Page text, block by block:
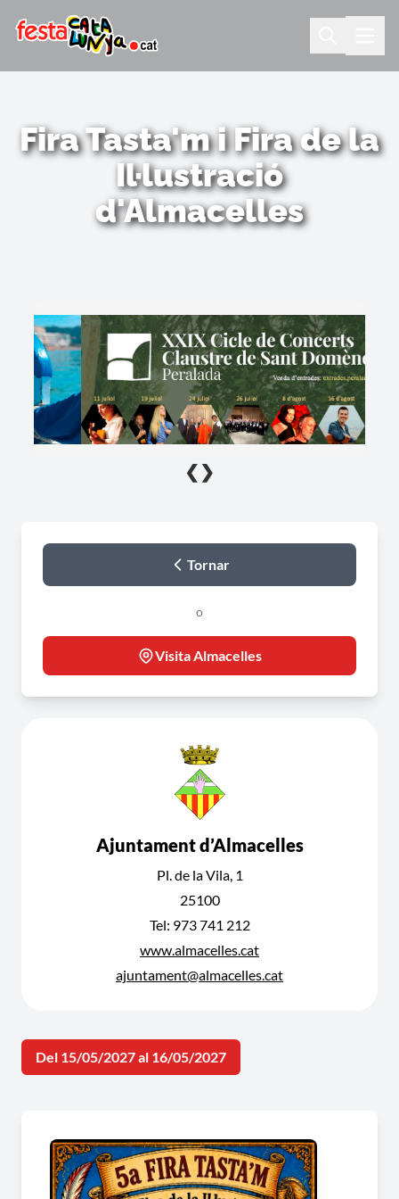
Fira Tasta'm i Fira de la
Il·lustració
d'Almacelles
❮ ❯
Tornar
o
Visita Almacelles
Ajuntament d’Almacelles
Pl. de la Vila, 1
25100
Tel: 973 741 212
www.almacelles.cat
ajuntament@almacelles.cat
Del 15/05/2027 al 16/05/2027